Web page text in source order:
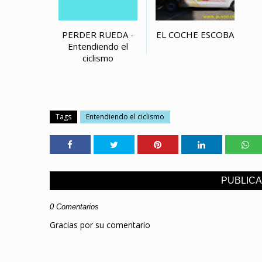
PERDER RUEDA -
Entendiendo el
ciclismo
EL COCHE ESCOBA
Tags Entendiendo el ciclismo
0 Comentarios
Gracias por su comentario